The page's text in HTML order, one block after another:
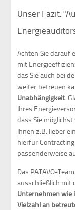
Unser Fazit:
Achten Sie darauf
mit
das Sie auch bei
weiter betreuen
Unabhängigkeit.
Ihres
dass Sie
Ihnen z.B. lieber
hierfür
passenderweise
Das PATAVO-
ausschließlich mit
Unternehmen wie
Vielzahl an